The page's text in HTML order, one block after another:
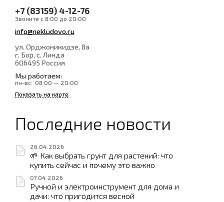
+7 (83159) 4-12-76
Звоните с 8:00 до 20:00
info@nekludovo.ru
ул. Орджоникидзе, 8а
г. Бор, с. Линда
606495 Россия
Мы работаем:
пн-вс: 08:00 — 20:00
Показать на карте
Последние новости
26.04.2026
🌱 Как выбрать грунт для растений: что
купить сейчас и почему это важно
07.04.2026
Ручной и электроинструмент для дома и
дачи: что пригодится весной